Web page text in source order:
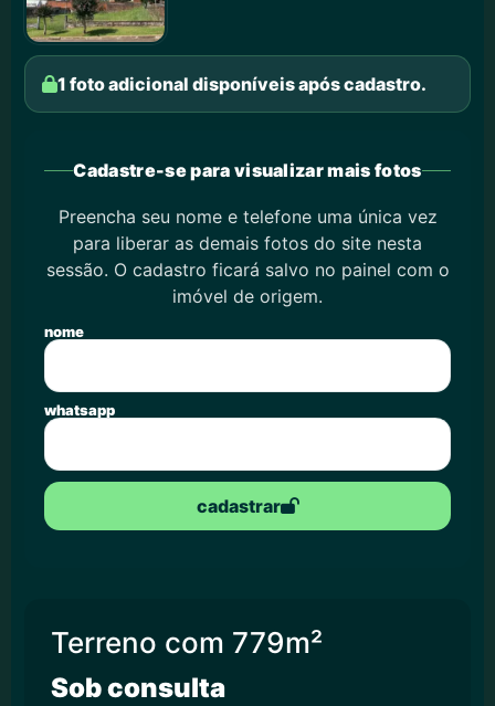
1 foto adicional disponíveis após cadastro.
Cadastre-se para visualizar mais fotos
Preencha seu nome e telefone uma única vez
para liberar as demais fotos do site nesta
sessão. O cadastro ficará salvo no painel com o
imóvel de origem.
nome
whatsapp
cadastrar
Terreno com 779m²
Sob consulta